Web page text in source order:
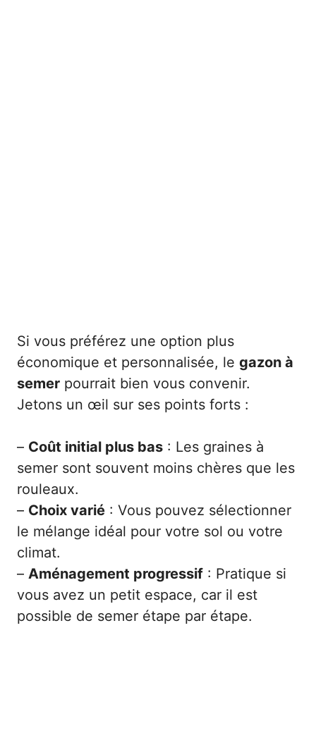
Si vous préférez une option plus
économique et personnalisée, le gazon à
semer pourrait bien vous convenir.
Jetons un œil sur ses points forts :
– Coût initial plus bas : Les graines à
semer sont souvent moins chères que les
rouleaux.
– Choix varié : Vous pouvez sélectionner
le mélange idéal pour votre sol ou votre
climat.
– Aménagement progressif : Pratique si
vous avez un petit espace, car il est
possible de semer étape par étape.